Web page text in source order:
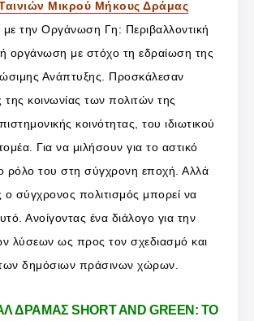
Μικρού Μήκους Δράμας
με την Οργάνωση Γη: Περιβαλλοντική
οργάνωση με στόχο τη εδραίωση της
Ανάπτυξης. Προσκάλεσαν
κοινωνίας των πολιτών της
κοινότητας, του ιδιωτικού
Για να μιλήσουν για το αστικό
ρόλο του στη σύγχρονη εποχή. Αλλά
ο σύγχρονος πολιτισμός μπορεί να
Ανοίγοντας ένα διάλογο για την
λύσεων ως προς τον σχεδιασμό και
των δημόσιων πράσινων χώρων.
ΔΡΑΜΑΣ SHORT AND GREEN: ΤΟ